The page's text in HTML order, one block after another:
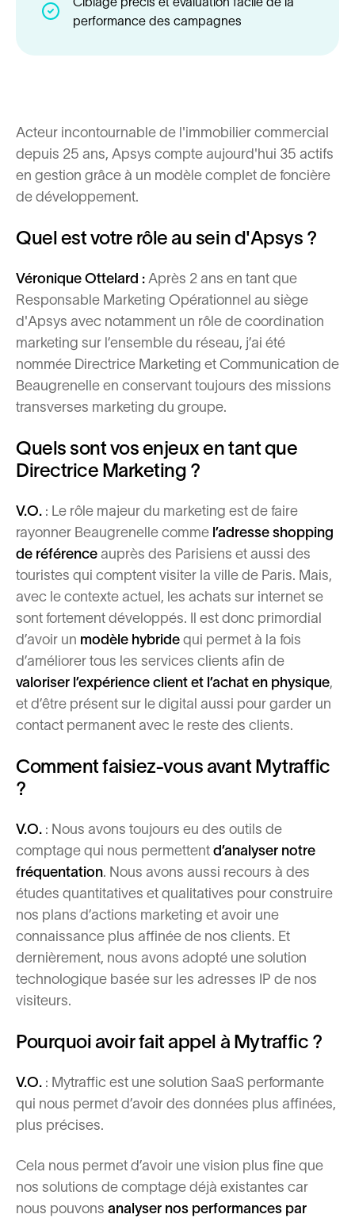
performance des campagnes
Acteur incontournable de l'immobilier commercial
depuis 25 ans, Apsys compte aujourd'hui 35 actifs
en gestion grâce à un modèle complet de foncière
de développement.
Quel est votre rôle au sein d'Apsys ?
Véronique Ottelard : Après 2 ans en tant que
Responsable Marketing Opérationnel au siège
d'Apsys avec notamment un rôle de coordination
marketing sur l’ensemble du réseau, j’ai été
nommée Directrice Marketing et Communication de
Beaugrenelle en conservant toujours des missions
transverses marketing du groupe.
Quels sont vos enjeux en tant que
Directrice Marketing ?
V.O. : Le rôle majeur du marketing est de faire
rayonner Beaugrenelle comme l’adresse shopping
de référence auprès des Parisiens et aussi des
touristes qui comptent visiter la ville de Paris. Mais,
avec le contexte actuel, les achats sur internet se
sont fortement développés. Il est donc primordial
d’avoir un modèle hybride qui permet à la fois
d’améliorer tous les services clients afin de
valoriser l’expérience client et l’achat en physique,
et d’être présent sur le digital aussi pour garder un
contact permanent avec le reste des clients.
Comment faisiez-vous avant Mytraffic
?
V.O. : Nous avons toujours eu des outils de
comptage qui nous permettent d’analyser notre
fréquentation. Nous avons aussi recours à des
études quantitatives et qualitatives pour construire
nos plans d’actions marketing et avoir une
connaissance plus affinée de nos clients. Et
dernièrement, nous avons adopté une solution
technologique basée sur les adresses IP de nos
visiteurs.
Pourquoi avoir fait appel à Mytraffic ?
V.O. : Mytraffic est une solution SaaS performante
qui nous permet d’avoir des données plus affinées,
plus précises.
Cela nous permet d’avoir une vision plus fine que
nos solutions de comptage déjà existantes car
nous pouvons analyser nos performances par